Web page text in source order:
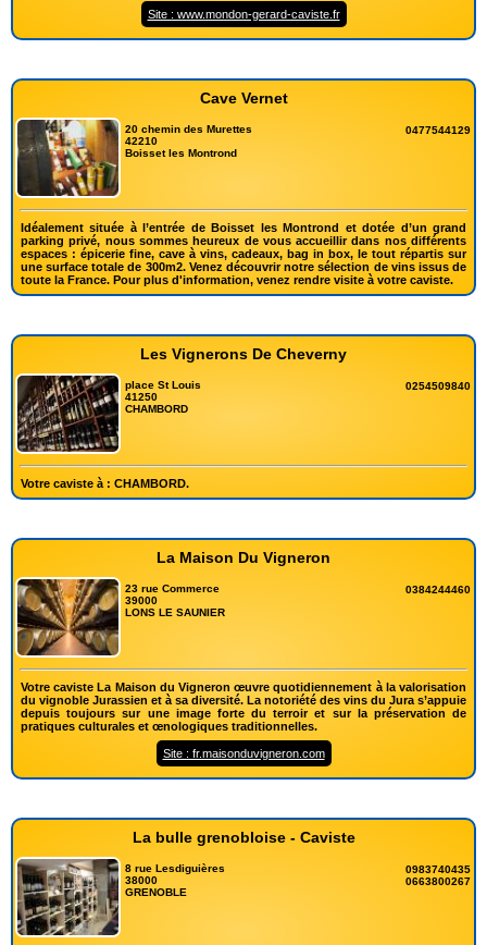
Site : www.mondon-gerard-caviste.fr
Cave Vernet
20 chemin des Murettes
42210
Boisset les Montrond
0477544129
Idéalement située à l’entrée de Boisset les Montrond et dotée d’un grand
parking privé, nous sommes heureux de vous accueillir dans nos différents
espaces : épicerie fine, cave à vins, cadeaux, bag in box, le tout répartis sur
une surface totale de 300m2. Venez découvrir notre sélection de vins issus de
toute la France. Pour plus d'information, venez rendre visite à votre caviste.
Les Vignerons De Cheverny
place St Louis
41250
CHAMBORD
0254509840
Votre caviste à : CHAMBORD.
La Maison Du Vigneron
23 rue Commerce
39000
LONS LE SAUNIER
0384244460
Votre caviste La Maison du Vigneron œuvre quotidiennement à la valorisation
du vignoble Jurassien et à sa diversité. La notoriété des vins du Jura s’appuie
depuis toujours sur une image forte du terroir et sur la préservation de
pratiques culturales et œnologiques traditionnelles.
Site : fr.maisonduvigneron.com
La bulle grenobloise - Caviste
8 rue Lesdiguières
38000
GRENOBLE
0983740435
0663800267